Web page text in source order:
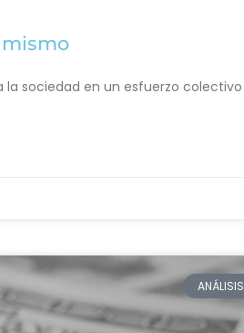
la sociedad en un esfuerzo colectivo
ANÁLISIS